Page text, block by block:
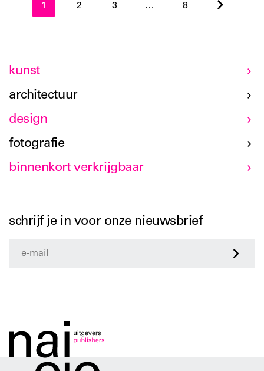
1 2 3 … 8
kunst
architectuur
design
fotografie
binnenkort verkrijgbaar
schrijf je in voor onze nieuwsbrief